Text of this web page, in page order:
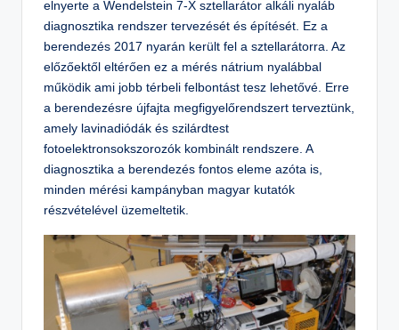
elnyerte a Wendelstein 7-X sztellarátor alkáli nyaláb
diagnosztika rendszer tervezését és építését. Ez a
berendezés 2017 nyarán került fel a sztellarátorra. Az
előzőektől eltérően ez a mérés nátrium nyalábbal
működik ami jobb térbeli felbontást tesz lehetővé. Erre
a berendezésre újfajta megfigyelőrendszert terveztünk,
amely lavinadiódák és szilárdtest
fotoelektronsokszorozók kombinált rendszere. A
diagnosztika a berendezés fontos eleme azóta is,
minden mérési kampányban magyar kutatók
részvételével üzemeltetik.